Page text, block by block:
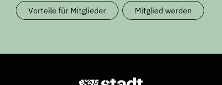
Vorteile für Mitglieder Mitglied werden